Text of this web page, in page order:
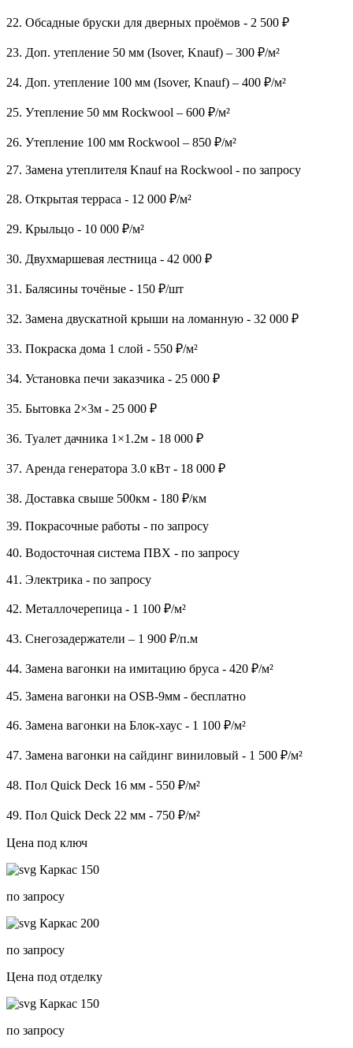
22. Обсадные бруски для дверных проёмов - 2 500 ₽
23. Доп. утепление 50 мм (Isover, Knauf) – 300 ₽/м²
24. Доп. утепление 100 мм (Isover, Knauf) – 400 ₽/м²
25. Утепление 50 мм Rockwool – 600 ₽/м²
26. Утепление 100 мм Rockwool – 850 ₽/м²
27. Замена утеплителя Knauf на Rockwool - по запросу
28. Открытая терраса - 12 000 ₽/м²
29. Крыльцо - 10 000 ₽/м²
30. Двухмаршевая лестница - 42 000 ₽
31. Балясины точёные - 150 ₽/шт
32. Замена двускатной крыши на ломанную - 32 000 ₽
33. Покраска дома 1 слой - 550 ₽/м²
34. Установка печи заказчика - 25 000 ₽
35. Бытовка 2×3м - 25 000 ₽
36. Туалет дачника 1×1.2м - 18 000 ₽
37. Аренда генератора 3.0 кВт - 18 000 ₽
38. Доставка свыше 500км - 180 ₽/км
39. Покрасочные работы - по запросу
40. Водосточная система ПВХ - по запросу
41. Электрика - по запросу
42. Металлочерепица - 1 100 ₽/м²
43. Снегозадержатели – 1 900 ₽/п.м
44. Замена вагонки на имитацию бруса - 420 ₽/м²
45. Замена вагонки на OSB-9мм - бесплатно
46. Замена вагонки на Блок-хаус - 1 100 ₽/м²
47. Замена вагонки на сайдинг виниловый - 1 500 ₽/м²
48. Пол Quick Deck 16 мм - 550 ₽/м²
49. Пол Quick Deck 22 мм - 750 ₽/м²
Цена под ключ
Каркас 150
по запросу
Каркас 200
по запросу
Цена под отделку
Каркас 150
по запросу